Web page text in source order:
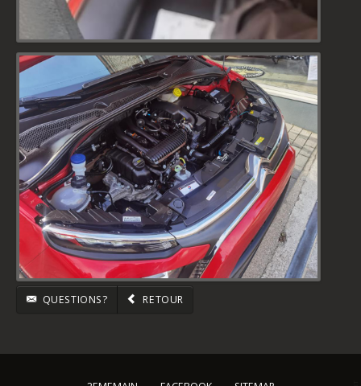
QUESTIONS? RETOUR